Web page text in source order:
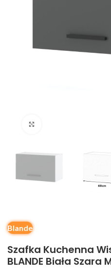
Blande
Szafka Kuchenna
BLANDE Biała Szara